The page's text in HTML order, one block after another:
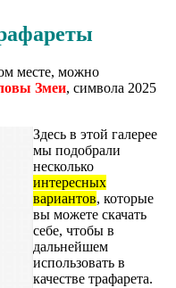
месте, можно
Змеи, символа 2025
Здесь в этой галерее
мы подобрали
несколько
интересных
вариантов, которые
вы можете скачать
себе, чтобы в
дальнейшем
использовать в
качестве трафарета.